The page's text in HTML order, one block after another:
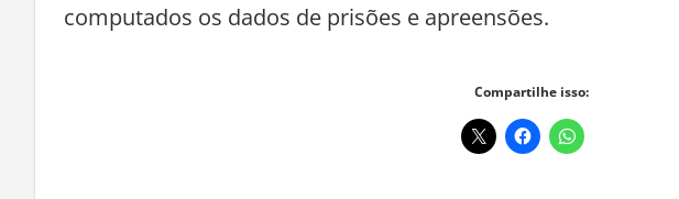
computados os dados de prisões e apreensões.
Compartilhe isso: